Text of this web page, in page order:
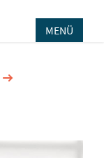
MENÜ